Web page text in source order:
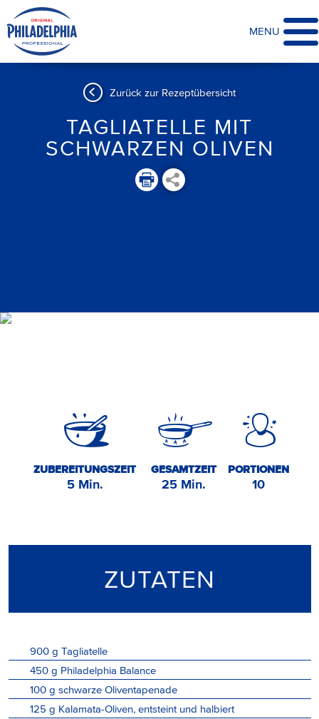
MENU
Zurück zur Rezeptübersicht
TAGLIATELLE MIT
SCHWARZEN OLIVEN
ZUBEREITUNGSZEIT
5 Min.
GESAMTZEIT
25 Min.
PORTIONEN
10
ZUTATEN
900 g Tagliatelle
450 g Philadelphia Balance
100 g schwarze Oliventapenade
125 g Kalamata-Oliven, entsteint und halbiert